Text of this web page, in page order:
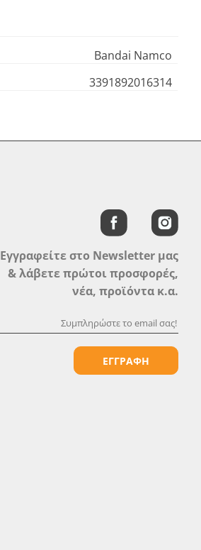
Bandai Namco
3391892016314
Εγγραφείτε στο Newsletter μας
& λάβετε πρώτοι προσφορές,
νέα, προϊόντα κ.α.
ΕΓΓΡΑΦΗ